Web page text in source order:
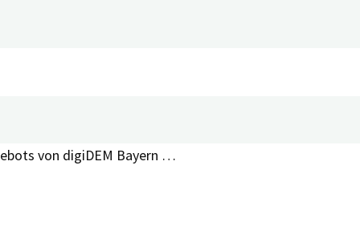
verbessern: Mit dem neuen Angebot, der digiDEM
abgesicherte und allgemeinverständlich
von digiDEM Bayern …